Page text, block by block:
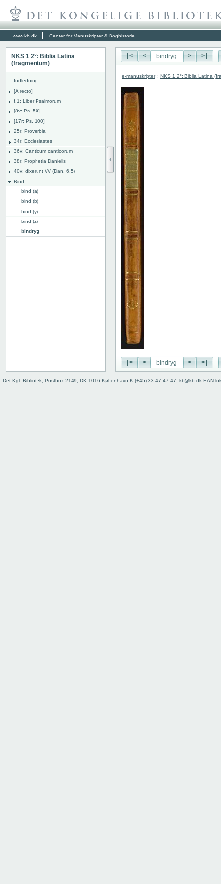
www.kb.dk Center for Manuskripter & Boghistorie
NKS 1 2°: Biblia Latina
(fragmentum)
Indledning
[A recto]
f.1: Liber Psalmorum
[8v: Ps. 50]
[17r: Ps. 100]
25r: Proverbia
34r: Ecclesiastes
36v: Canticum canticorum
38r: Prophetia Danielis
40v: dixerunt //// (Dan. 6.5)
Bind
bind (a)
bind (b)
bind (y)
bind (z)
bindryg
|< < > >|
e-manuskripter : NKS 1 2°: Biblia Latina
|< < > >|
Det Kgl. Bibliotek, Postbox 2149, DK-1016 København K (+45) 33 47 47 47, kb@kb.dk EAN